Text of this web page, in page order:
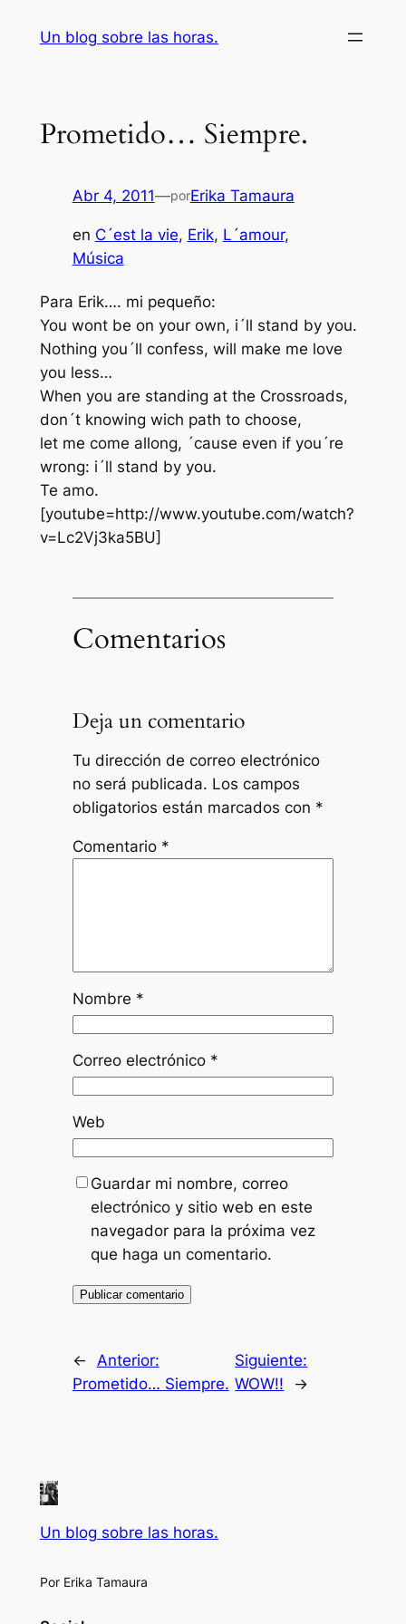
Un blog sobre las horas.
Prometido… Siempre.
Abr 4, 2011—porErika Tamaura
en C´est la vie, Erik, L´amour
Música
Para Erik…. mi pequeño:
You wont be on your own, i´ll stand by you.
Nothing you´ll confess, will make me love
you less…
When you are standing at the Crossroads,
don´t knowing wich path to choose,
let me come allong, ´cause even if you´re
wrong: i´ll stand by you.
Te amo.
[youtube=http://www.youtube.com/watch?
v=Lc2Vj3ka5BU]
Comentarios
Deja un comentario
Tu dirección de correo electrónico
no será publicada. Los campos
obligatorios están marcados con *
Comentario *
Nombre *
Correo electrónico *
Web
Guardar mi nombre, correo
electrónico y sitio web en este
navegador para la próxima vez
que haga un comentario.
← Anterior:
Prometido… Siempre.
Siguiente:
WOW!!
→
Un blog sobre las horas.
Por Erika Tamaura